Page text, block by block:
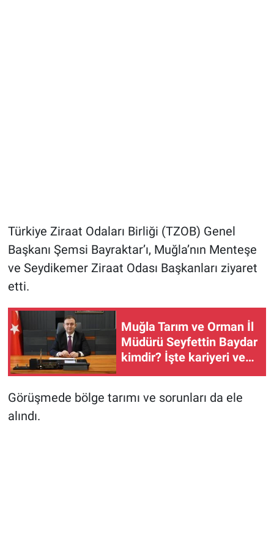
Türkiye Ziraat Odaları Birliği (TZOB) Genel
Başkanı Şemsi Bayraktar’ı, Muğla’nın Menteşe
ve Seydikemer Ziraat Odası Başkanları ziyaret
etti.
Muğla Tarım ve Orman İl
Müdürü Seyfettin Baydar
kimdir? İşte kariyeri ve
projeleri
Görüşmede bölge tarımı ve sorunları da ele
alındı.